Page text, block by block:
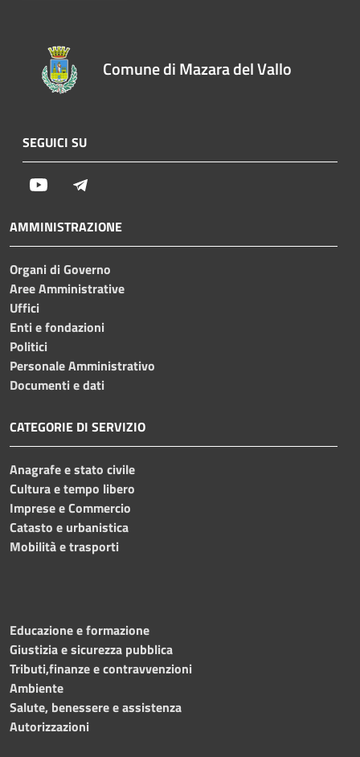
Comune di Mazara del Vallo
SEGUICI SU
Youtube
AMMINISTRAZIONE
Organi di Governo
Aree Amministrative
Uffici
Enti e fondazioni
Politici
Personale Amministrativo
Documenti e dati
CATEGORIE DI SERVIZIO
Anagrafe e stato civile
Cultura e tempo libero
Imprese e Commercio
Catasto e urbanistica
Mobilità e trasporti
Educazione e formazione
Giustizia e sicurezza pubblica
Tributi,finanze e contravvenzioni
Ambiente
Salute, benessere e assistenza
Autorizzazioni